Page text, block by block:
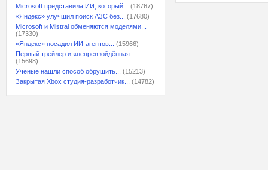
Microsoft представила ИИ, который...
(18767)
«Яндекс» улучшил поиск АЗС без...
(17680)
Microsoft и Mistral обменяются моделями...
(17330)
«Яндекс» посадил ИИ-агентов...
(15966)
Первый трейлер и «непревзойдённая...
(15698)
Учёные нашли способ обрушить...
(15213)
Закрытая Xbox студия-разработчик...
(14782)